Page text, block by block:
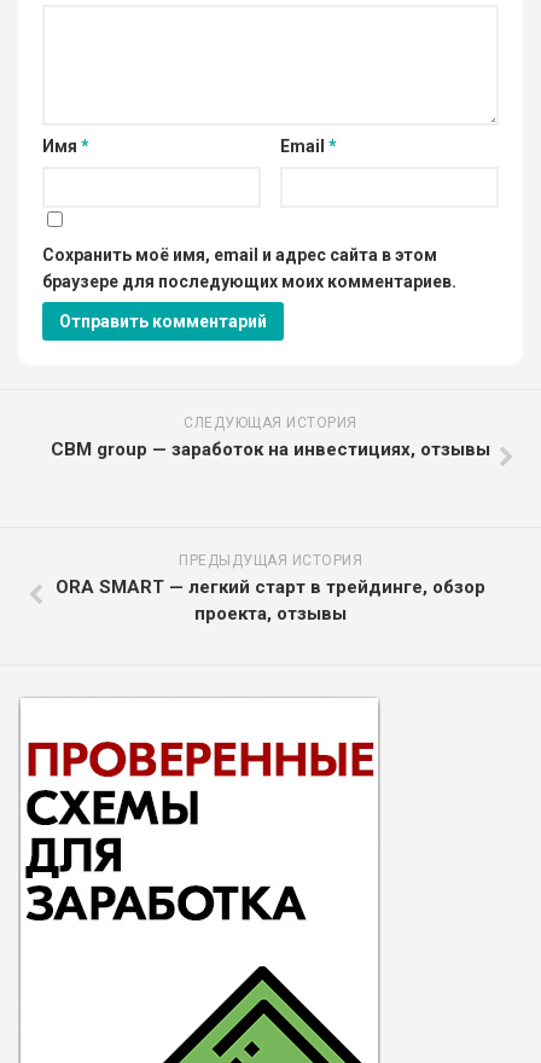
Имя * Email *
Сохранить моё имя, email и адрес сайта в этом
браузере для последующих моих комментариев.
СЛЕДУЮЩАЯ ИСТОРИЯ
CBM group — заработок на инвестициях, отзывы
ПРЕДЫДУЩАЯ ИСТОРИЯ
ORA SMART — легкий старт в трейдинге, обзор
проекта, отзывы